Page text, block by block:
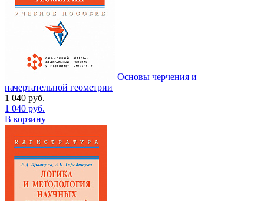
Основы черчения и
начертательной геометрии
1 040 руб.
1 040 руб.
В корзину